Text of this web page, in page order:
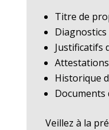
Titre de
Justificatifs
Historique
Documents
Veillez à la